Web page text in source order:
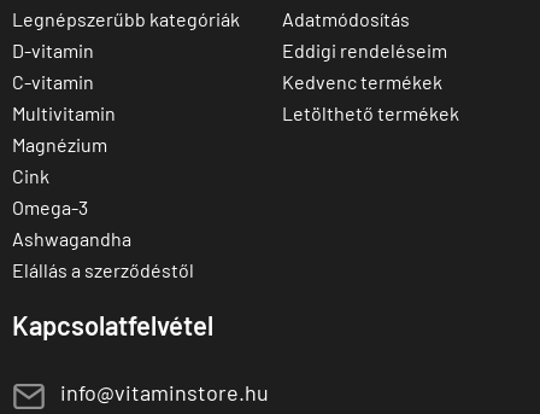
Legnépszerűbb kategóriák
D-vitamin
C-vitamin
Multivitamin
Magnézium
Cink
Omega-3
Ashwagandha
Elállás a szerződéstől
Adatmódosítás
Eddigi rendeléseim
Kedvenc termékek
Letölthető termékek
Kapcsolatfelvétel
E info@vitaminstore.hu